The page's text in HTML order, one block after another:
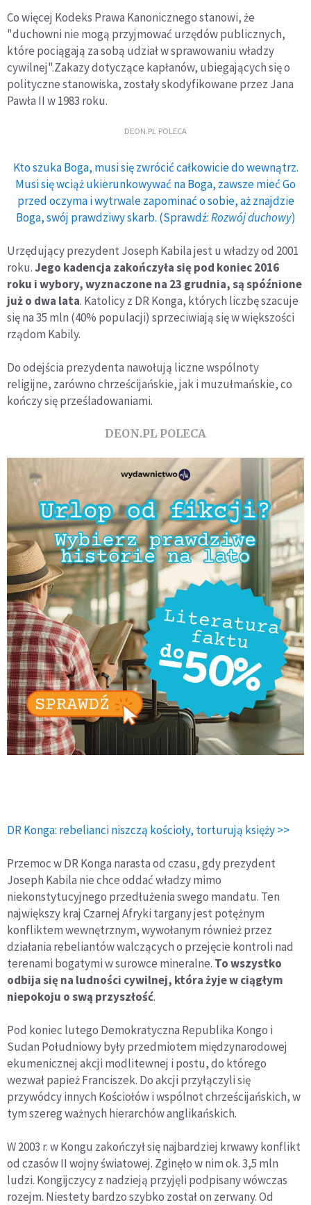
Co więcej Kodeks Prawa Kanonicznego stanowi, że
"duchowni nie mogą przyjmować urzędów publicznych,
które pociągają za sobą udział w sprawowaniu władzy
cywilnej".Zakazy dotyczące kapłanów, ubiegających się o
polityczne stanowiska, zostały skodyfikowane przez Jana
Pawła II w 1983 roku.
DEON.PL POLECA
Kto szuka Boga, musi się zwrócić całkowicie do wewnątrz.
Musi się wciąż ukierunkowywać na Boga, zawsze mieć Go
przed oczyma i wytrwale zapominać o sobie, aż znajdzie
Boga, swój prawdziwy skarb. (Sprawdź:Rozwój duchowy)
Urzędujący prezydent Joseph Kabila jest u władzy od 2001
roku.Jego kadencja zakończyła się pod koniec 2016
roku i wybory, wyznaczone na 23 grudnia, są spóźnione
już o dwa lata. Katolicy z DR Konga, których liczbę szacuje
się na 35 mln (40% populacji) sprzeciwiają się w większości
rządom Kabily.
Do odejścia prezydenta nawołują liczne wspólnoty
religijne, zarówno chrześcijańskie, jak i muzułmańskie, co
kończy się prześladowaniami.
DEON.PL POLECA
DR Konga: rebelianci niszczą kościoły, torturują księży >>
Przemoc w DR Konga narasta od czasu, gdy prezydent
Joseph Kabila nie chce oddać władzy mimo
niekonstytucyjnego przedłużenia swego mandatu. Ten
największy kraj Czarnej Afryki targany jest potężnym
konfliktem wewnętrznym, wywołanym również przez
działania rebeliantów walczących o przejęcie kontroli nad
terenami bogatymi w surowce mineralne. To wszystko
odbija się na ludności cywilnej, która żyje w ciągłym
niepokoju o swą przyszłość.
Pod koniec lutego Demokratyczna Republika Kongo i
Sudan Południowy były przedmiotem międzynarodowej
ekumenicznej akcji modlitewnej i postu, do którego
wezwał papież Franciszek. Do akcji przyłączyli się
przywódcy innych Kościołów i wspólnot chrześcijańskich, w
tym szereg ważnych hierarchów anglikańskich.
W 2003 r. w Kongu zakończył się najbardziej krwawy konflikt
od czasów II wojny światowej. Zginęło w nim ok. 3,5 mln
ludzi. Kongijczycy z nadzieją przyjęli podpisany wówczas
rozejm. Niestety bardzo szybko został on zerwany. Od